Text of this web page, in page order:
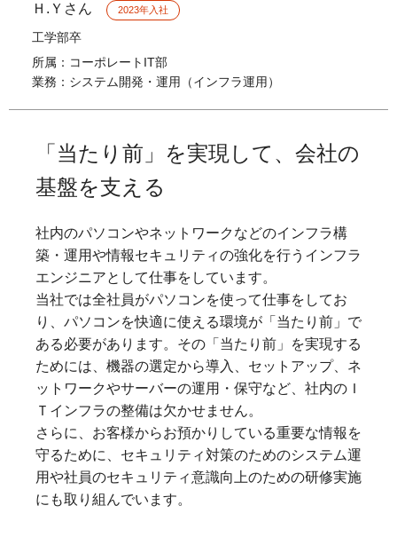
Ｈ.Ｙさん 2023年入社
工学部卒
所属 ：コーポレートIT部
業務 ：システム開発・運用（インフラ運用）
「当たり前」を実現して、会社の
基盤を支える
社内のパソコンやネットワークなどのインフラ構
築・運用や情報セキュリティの強化を行うインフラ
エンジニアとして仕事をしています。
当社では全社員がパソコンを使って仕事をしてお
り、パソコンを快適に使える環境が「当たり前」で
ある必要があります。その「当たり前」を実現する
ためには、機器の選定から導入、セットアップ、ネ
ットワークやサーバーの運用・保守など、社内のＩ
Ｔインフラの整備は欠かせません。
さらに、お客様からお預かりしている重要な情報を
守るために、セキュリティ対策のためのシステム運
用や社員のセキュリティ意識向上のための研修実施
にも取り組んでいます。